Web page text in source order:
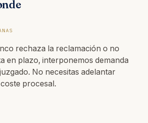
rechaza la reclamación o no
en plazo, interponemos demanda
No necesitas adelantar
procesal.